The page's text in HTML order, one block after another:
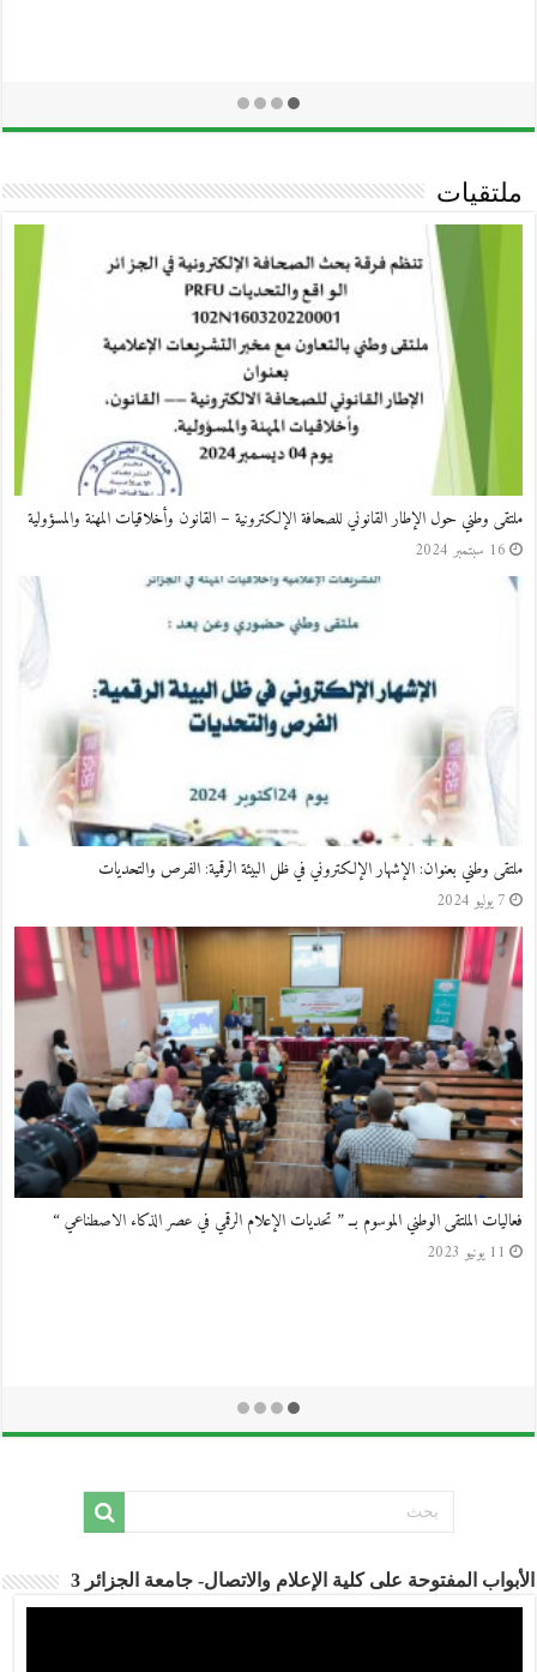
ملتقيات
ملتقى وطني حول الإطار القانوني للصحافة الإلكترونية – القانون وأخلاقيات المهنة والمسؤولية
16 سبتمبر 2024
ملتقى وطني بعنوان: الإشهار الإلكتروني في ظل البيئة الرقمية: الفرص والتحديات
7 يوليو 2024
فعاليات الملتقى الوطني الموسوم بــ ” تحديات الإعلام الرقمي في عصر الذكاء الاصطناعي “
11 يونيو 2023
المفتوحة على كلية الإعلام والاتصال- جامعة الجزائر 3